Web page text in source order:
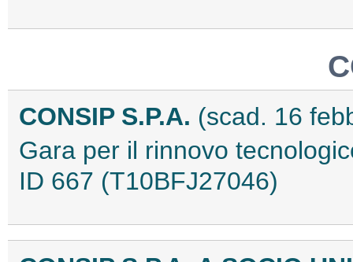
CONSIP S.P.A. (scad. 16
Gara per il rinnovo
ID 667 (T10BFJ27046)